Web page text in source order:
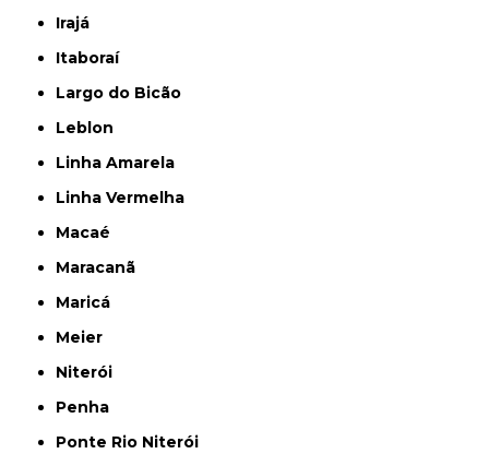
Irajá
Itaboraí
Largo do Bicão
Leblon
Linha Amarela
Linha Vermelha
Macaé
Maracanã
Maricá
Meier
Niterói
Penha
Ponte Rio Niterói